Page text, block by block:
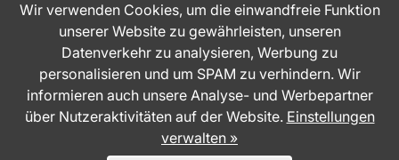
Wir verwenden Cookies, um die einwandfreie Funktion
unserer Website zu gewährleisten, unseren
Datenverkehr zu analysieren, Werbung zu
personalisieren und um SPAM zu verhindern. Wir
informieren auch unsere Analyse- und Werbepartner
über Nutzeraktivitäten auf der Website. Einstellungen
verwalten »